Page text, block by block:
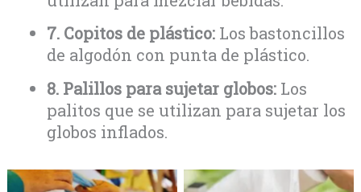
7. Copitos de plástico: Los bastoncillos
de algodón con punta de plástico.
8. Palillos para sujetar globos: Los
palitos que se utilizan para sujetar los
globos inflados.